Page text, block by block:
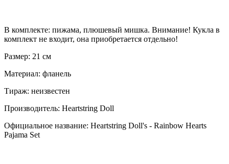
В комплекте: пижама, плюшевый мишка. Внимание! Кукла в
комплект не входит, она приобретается отдельно!
Размер: 21 см
Материал: фланель
Тираж: неизвестен
Производитель: Heartstring Doll
Официальное название: Heartstring Doll's - Rainbow Hearts
Pajama Set